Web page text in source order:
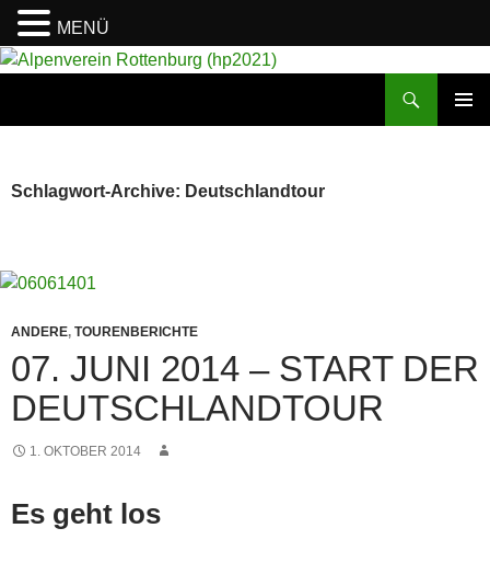
Schlagwort-Archive: Deutschlandtour
ANDERE, TOURENBERICHTE
07. JUNI 2014 – START DER
DEUTSCHLANDTOUR
1. OKTOBER 2014
Es geht los
MENÜ